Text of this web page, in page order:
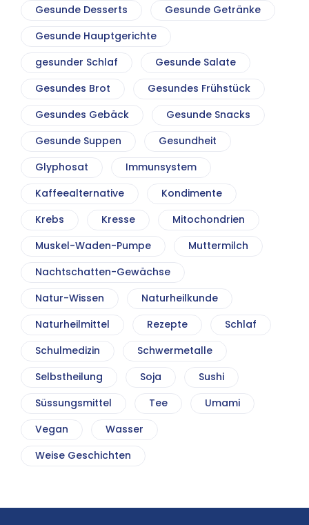
Gesunde Desserts
Gesunde Getränke
Gesunde Hauptgerichte
gesunder Schlaf
Gesunde Salate
Gesundes Brot
Gesundes Frühstück
Gesundes Gebäck
Gesunde Snacks
Gesunde Suppen
Gesundheit
Glyphosat
Immunsystem
Kaffeealternative
Kondimente
Krebs
Kresse
Mitochondrien
Muskel-Waden-Pumpe
Muttermilch
Nachtschatten-Gewächse
Natur-Wissen
Naturheilkunde
Naturheilmittel
Rezepte
Schlaf
Schulmedizin
Schwermetalle
Selbstheilung
Soja
Sushi
Süssungsmittel
Tee
Umami
Vegan
Wasser
Weise Geschichten